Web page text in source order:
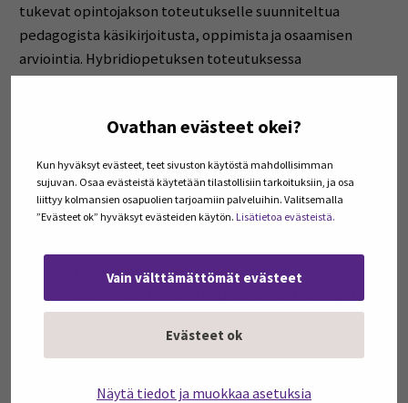
Ovathan evästeet okei?
Kun hyväksyt evästeet, teet sivuston käytöstä mahdollisimman
sujuvan. Osaa evästeistä käytetään tilastollisiin tarkoituksiin, ja osa
liittyy kolmansien osapuolien tarjoamiin palveluihin. Valitsemalla
”Evästeet ok” hyväksyt evästeiden käytön. Lisätietoa evästeistä.
Vain välttämättömät evästeet
Evästeet ok
Näytä tiedot ja muokkaa asetuksia
tukevat opintojakson toteutukselle suunniteltua
pedagogista käsikirjoitusta, oppimista ja osaamisen
arviointia. Hybridiopetuksen toteutuksessa
yhteisopettajuus auttaa ohjaamaan opiskelijoiden
yhdenvertaisemman oppimistilanteen.
SEAMKissa otetaan lukuvuoden 2025 – 2026 aikana
käyttöön kaksi uutta hybridiopetusluokkaa sekä yksi
uusi simulaatioluokka, joka mahdollistaa myös
taustaratkaisu mahdollistaa myös muiden luokkien sekä
auditorioiden muuntamisen hybriditilaksi. Opettajille
tarjotaan koulutusta hybriditilojen käyttöön, ja teknisen
ratkaisun keskiössä onkin ollut käyttäjälähtöisyys ja
myös uusi verkko-opetustila, jossa on mahdollista tehdä